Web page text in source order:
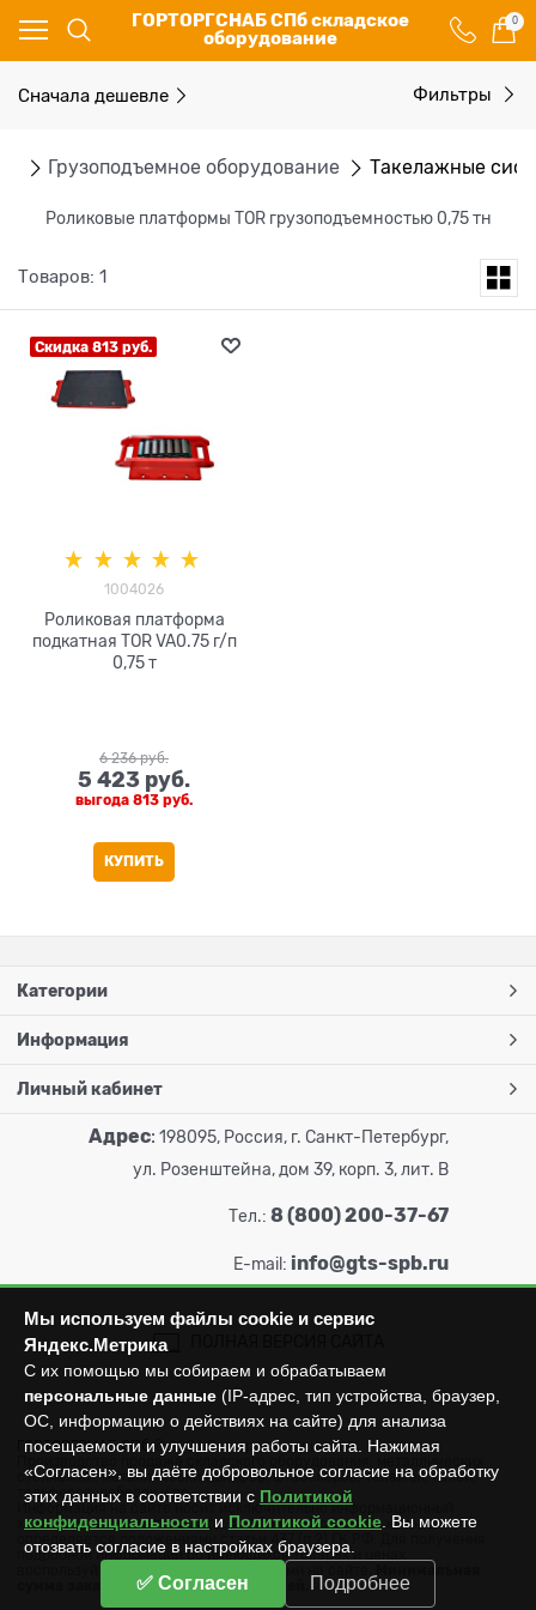
ГОРТОРГСНАБ СПб складское
оборудование
0
Грузоподъемное оборудование Такелажные
Роликовые платформы TOR грузоподъемностью 0,75 тн
Сначала дешевле Фильтры
Товаров: 1
Скидка 813 руб.
1004026
Роликовая платформа
подкатная TOR VA0.75 г/п
0,75 т
6 236 руб.
5 423 руб.
выгода 813 руб.
КУПИТЬ
Категории
Информация
Личный кабинет
Адрес: 198095, Россия, г. Санкт-Петербург,
ул. Розенштейна, дом 39, корп. 3, лит. В
Тел.: 8 (800) 200-37-67
E-mail: info@gts-spb.ru
ГОРТОРГСНАБ СПб © 2026Все права защищены.
Производство продажа складского оборудования: металлических
стеллажей, металлических шкафов, штабелеров, тележек, талей,
тельферов, лебедок и пр.
Информация на сайте носит исключительно информационный
характер и не может считаться публичной офертой, которая
определяется положениями статьи 437 (п.2) ГК РФ. Для получения
подробной информации об имеющихся товарах и ценах
сумма заказа составляет 3000 рублей.
Мы используем файлы cookie и сервис
Яндекс.Метрика
С их помощью мы собираем и обрабатываем
персональные данные (IP-адрес, тип устройства, браузер,
ОС, информацию о действиях на сайте) для анализа
посещаемости и улучшения работы сайта. Нажимая
«Согласен», вы даёте добровольное согласие на обработку
этих данных в соответствии с Политикой
конфиденциальности и Политикой cookie . Вы можете
отозвать согласие в настройках браузера.
✅ Согласен Подробнее